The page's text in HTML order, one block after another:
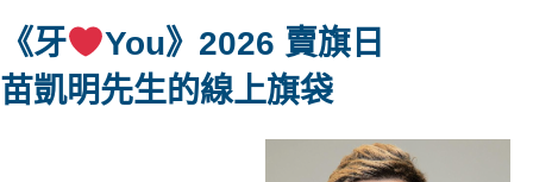
《牙
You》2026 賣旗日
苗凱明先生的線上旗袋